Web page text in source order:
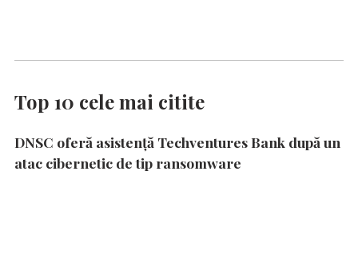
Top 10 cele mai citite
DNSC oferă asistență Techventures Bank după un
atac cibernetic de tip ransomware